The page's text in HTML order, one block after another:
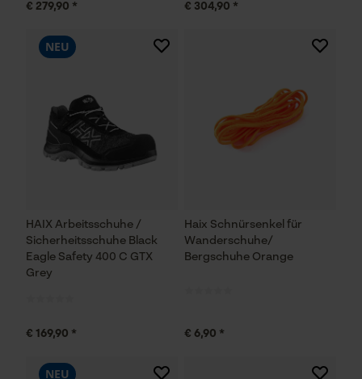
€ 279,90 * € 304,90 *
HAIX Arbeitsschuhe /
Sicherheitsschuhe Black
Eagle Safety 400 C GTX
Grey
NEU
€ 169,90 *
Haix Schnürsenkel für
Wanderschuhe/
Bergschuhe Orange
€ 6,90 *
NEU